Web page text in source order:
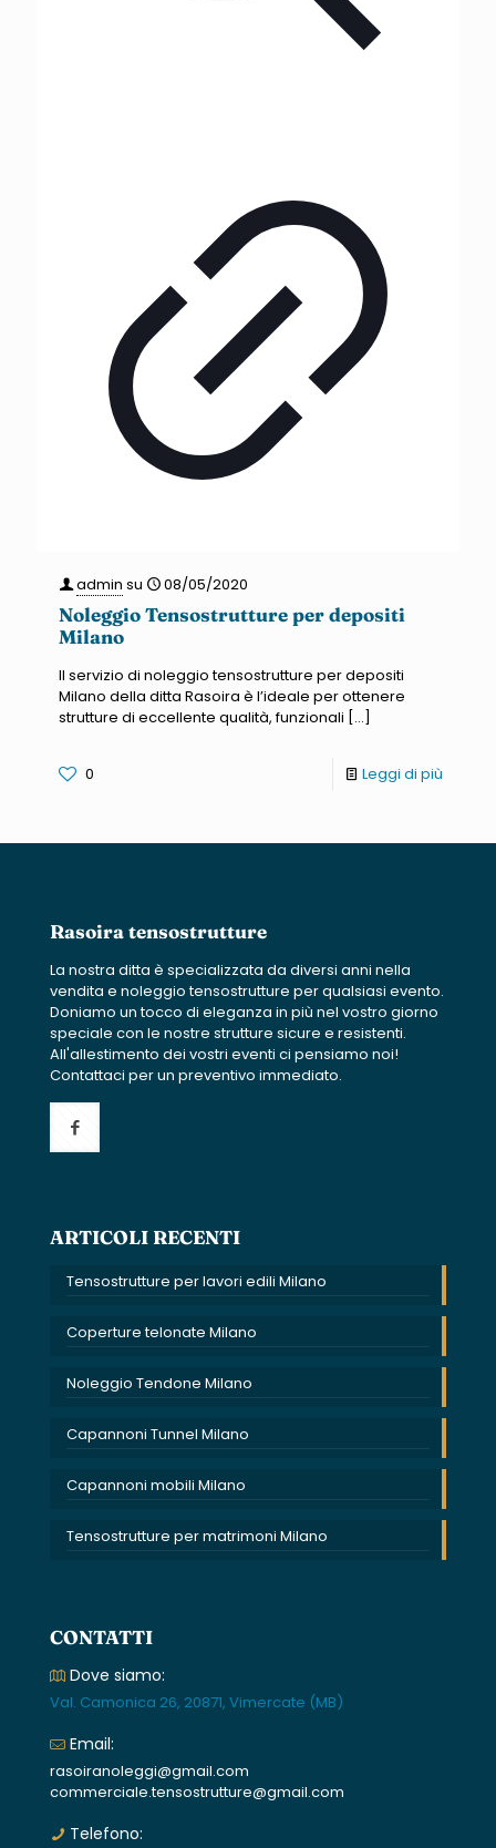
admin su 08/05/2020
Noleggio Tensostrutture per depositi
Milano
Il servizio di noleggio tensostrutture per depositi
Milano della ditta Rasoira è l’ideale per ottenere
strutture di eccellente qualità, funzionali […]
0 Leggi di più
Rasoira tensostrutture
La nostra ditta è specializzata da diversi anni nella
vendita e noleggio tensostrutture per qualsiasi evento.
Doniamo un tocco di eleganza in più nel vostro giorno
speciale con le nostre strutture sicure e resistenti.
All'allestimento dei vostri eventi ci pensiamo noi!
Contattaci per un preventivo immediato.
ARTICOLI RECENTI
Tensostrutture per lavori edili Milano
Coperture telonate Milano
Noleggio Tendone Milano
Capannoni Tunnel Milano
Capannoni mobili Milano
Tensostrutture per matrimoni Milano
CONTATTI
Dove siamo:
Val. Camonica 26, 20871, Vimercate (MB)
Email:
rasoiranoleggi@gmail.com
commerciale.tensostrutture@gmail.com
Telefono: